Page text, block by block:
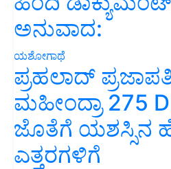
ಅನುವಾದ:
ಯಶೋಗಾಥೆ
ಪ್ರಹಲಾದ್
ಮಹೀಂದ್ರಾ 275
ಜೊತೆಗೆ ಯಶಸ್ಸಿನ
ಎತ್ತರಗಳಿಗೆ